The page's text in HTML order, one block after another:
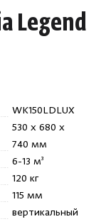
Legend
WK150LDLUX
530 x 680 x
740 мм
6-13 м³
120 кг
115 мм
вертикальный